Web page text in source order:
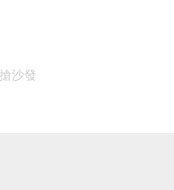
沙發